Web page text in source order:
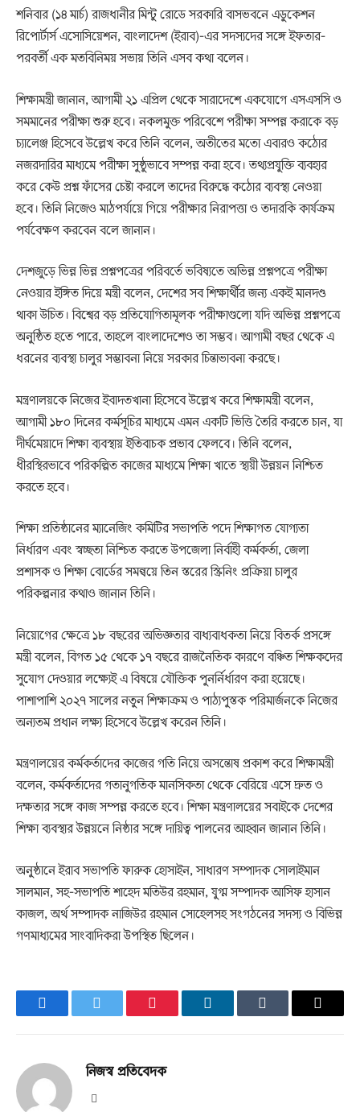
শনিবার (১৪ মার্চ) রাজধানীর মিন্টু রোডে সরকারি বাসভবনে এডুকেশন
রিপোর্টার্স এসোসিয়েশন, বাংলাদেশ (ইরাব)-এর সদস্যদের সঙ্গে ইফতার-
পরবর্তী এক মতবিনিময় সভায় তিনি এসব কথা বলেন।
শিক্ষামন্ত্রী জানান, আগামী ২১ এপ্রিল থেকে সারাদেশে একযোগে এসএসসি ও
সমমানের পরীক্ষা শুরু হবে। নকলমুক্ত পরিবেশে পরীক্ষা সম্পন্ন করাকে বড়
চ্যালেঞ্জ হিসেবে উল্লেখ করে তিনি বলেন, অতীতের মতো এবারও কঠোর
নজরদারির মাধ্যমে পরীক্ষা সুষ্ঠুভাবে সম্পন্ন করা হবে। তথ্যপ্রযুক্তি ব্যবহার
করে কেউ প্রশ্ন ফাঁসের চেষ্টা করলে তাদের বিরুদ্ধে কঠোর ব্যবস্থা নেওয়া
হবে। তিনি নিজেও মাঠপর্যায়ে গিয়ে পরীক্ষার নিরাপত্তা ও তদারকি কার্যক্রম
পর্যবেক্ষণ করবেন বলে জানান।
দেশজুড়ে ভিন্ন ভিন্ন প্রশ্নপত্রের পরিবর্তে ভবিষ্যতে অভিন্ন প্রশ্নপত্রে পরীক্ষা
নেওয়ার ইঙ্গিত দিয়ে মন্ত্রী বলেন, দেশের সব শিক্ষার্থীর জন্য একই মানদণ্ড
থাকা উচিত। বিশ্বের বড় প্রতিযোগিতামূলক পরীক্ষাগুলো যদি অভিন্ন প্রশ্নপত্রে
অনুষ্ঠিত হতে পারে, তাহলে বাংলাদেশেও তা সম্ভব। আগামী বছর থেকে এ
ধরনের ব্যবস্থা চালুর সম্ভাবনা নিয়ে সরকার চিন্তাভাবনা করছে।
মন্ত্রণালয়কে নিজের ইবাদতখানা হিসেবে উল্লেখ করে শিক্ষামন্ত্রী বলেন,
আগামী ১৮০ দিনের কর্মসূচির মাধ্যমে এমন একটি ভিত্তি তৈরি করতে চান, যা
দীর্ঘমেয়াদে শিক্ষা ব্যবস্থায় ইতিবাচক প্রভাব ফেলবে। তিনি বলেন,
ধীরস্থিরভাবে পরিকল্পিত কাজের মাধ্যমে শিক্ষা খাতে স্থায়ী উন্নয়ন নিশ্চিত
করতে হবে।
শিক্ষা প্রতিষ্ঠানের ম্যানেজিং কমিটির সভাপতি পদে শিক্ষাগত যোগ্যতা
নির্ধারণ এবং স্বচ্ছতা নিশ্চিত করতে উপজেলা নির্বাহী কর্মকর্তা, জেলা
প্রশাসক ও শিক্ষা বোর্ডের সমন্বয়ে তিন স্তরের স্ক্রিনিং প্রক্রিয়া চালুর
পরিকল্পনার কথাও জানান তিনি।
নিয়োগের ক্ষেত্রে ১৮ বছরের অভিজ্ঞতার বাধ্যবাধকতা নিয়ে বিতর্ক প্রসঙ্গে
মন্ত্রী বলেন, বিগত ১৫ থেকে ১৭ বছরে রাজনৈতিক কারণে বঞ্চিত শিক্ষকদের
সুযোগ দেওয়ার লক্ষ্যেই এ বিষয়ে যৌক্তিক পুনর্নির্ধারণ করা হয়েছে।
পাশাপাশি ২০২৭ সালের নতুন শিক্ষাক্রম ও পাঠ্যপুস্তক পরিমার্জনকে নিজের
অন্যতম প্রধান লক্ষ্য হিসেবে উল্লেখ করেন তিনি।
মন্ত্রণালয়ের কর্মকর্তাদের কাজের গতি নিয়ে অসন্তোষ প্রকাশ করে শিক্ষামন্ত্রী
বলেন, কর্মকর্তাদের গতানুগতিক মানসিকতা থেকে বেরিয়ে এসে দ্রুত ও
দক্ষতার সঙ্গে কাজ সম্পন্ন করতে হবে। শিক্ষা মন্ত্রণালয়ের সবাইকে দেশের
শিক্ষা ব্যবস্থার উন্নয়নে নিষ্ঠার সঙ্গে দায়িত্ব পালনের আহ্বান জানান তিনি।
অনুষ্ঠানে ইরাব সভাপতি ফারুক হোসাইন, সাধারণ সম্পাদক সোলাইমান
সালমান, সহ-সভাপতি শাহেদ মতিউর রহমান, যুগ্ম সম্পাদক আসিফ হাসান
কাজল, অর্থ সম্পাদক নাজিউর রহমান সোহেলসহ সংগঠনের সদস্য ও বিভিন্ন
গণমাধ্যমের সাংবাদিকরা উপস্থিত ছিলেন।
FacebookTwitter PinterestLinkedInTumblr Email
নিজস্ব প্রতিবেদক